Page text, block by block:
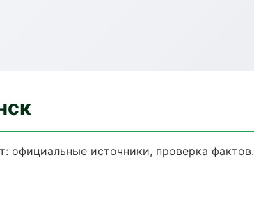
официальные источники, проверка фактов.